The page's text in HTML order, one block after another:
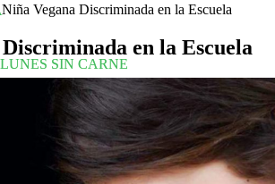
SIN CARNE
Niña Vegana Discriminada en la Escuela
en la Escuela